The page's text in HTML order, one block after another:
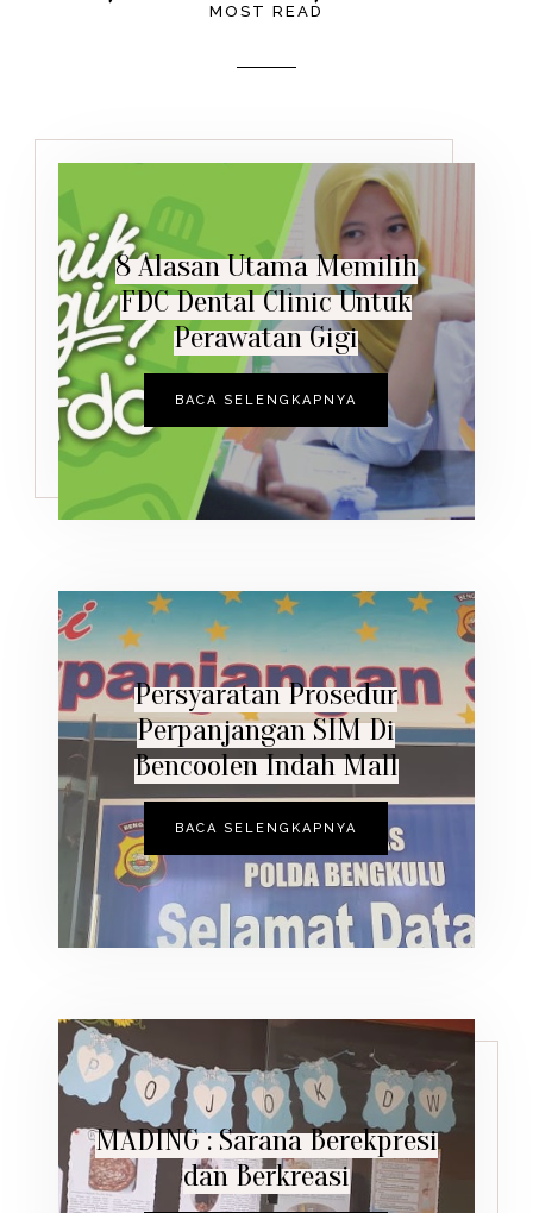
MOST READ
8 Alasan Utama Memilih
FDC Dental Clinic Untuk
Perawatan Gigi
BACA SELENGKAPNYA
Persyaratan Prosedur
Perpanjangan SIM Di
Bencoolen Indah Mall
BACA SELENGKAPNYA
MADING : Sarana Berekpresi
dan Berkreasi